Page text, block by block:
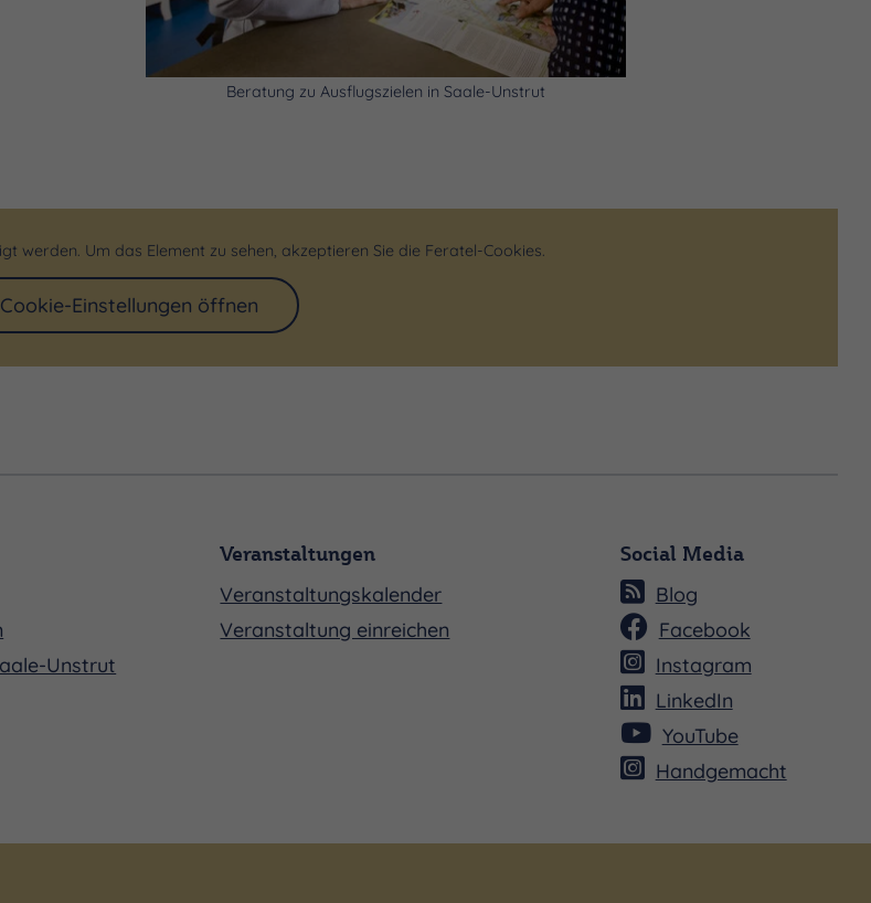
Beratung zu Ausflugszielen in Saale-Unstrut
werden. Um das Element zu sehen, akzeptieren Sie die Feratel-Cookies.
Cookie-Einstellungen öffnen
Unstrut
Veranstaltungen
Veranstaltungskalender
Veranstaltung einreichen
Social Media
Blog
Facebook
Instagram
LinkedIn
YouTube
Handgemacht